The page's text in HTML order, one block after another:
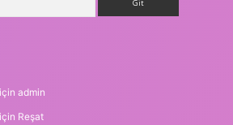
için admin
için Reşat